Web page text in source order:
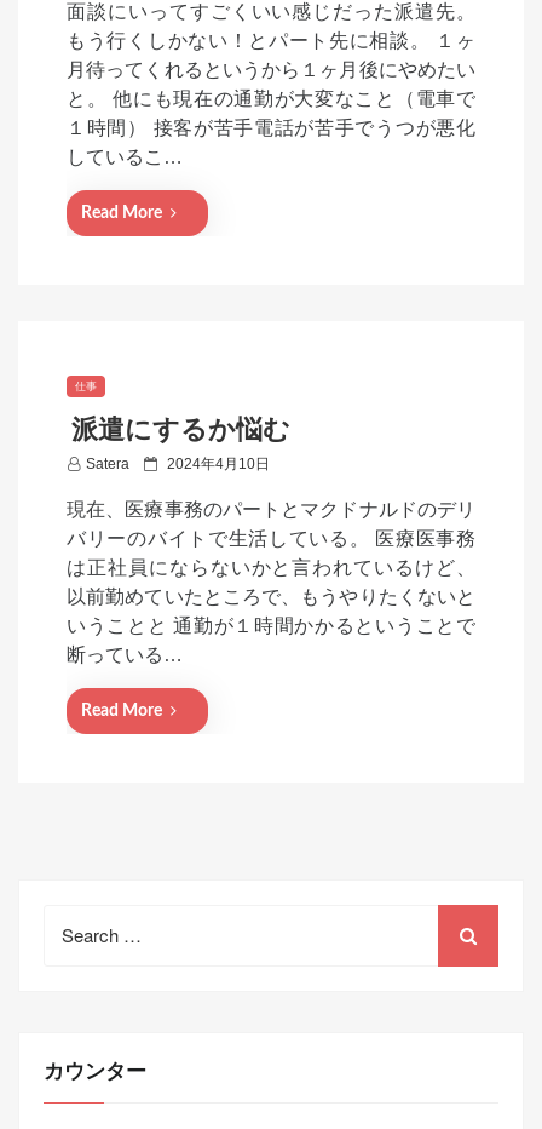
s
t
e
d
o
n
面談にいってすごくいい感じだった派遣先。
もう行くしかない！とパート先に相談。 １ヶ
月待ってくれるというから１ヶ月後にやめたい
と。 他にも現在の通勤が大変なこと（電車で
１時間） 接客が苦手電話が苦手でうつが悪化
しているこ…
Read More
仕事
派遣にするか悩む
Satera
P
s
e
d
o
n
2024年4月10日
現在、医療事務のパートとマクドナルドのデリ
バリーのバイトで生活している。 医療医事務
は正社員にならないかと言われているけど、
以前勤めていたところで、もうやりたくないと
いうことと 通勤が１時間かかるということで
断っている…
Read More
for:
カウンター